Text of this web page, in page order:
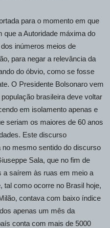
para o momento em que
que a Autoridade máxima do
inúmeros meios de
para negar a relevância da
do óbvio, como se fosse
O Presidente Bolsonaro vem
brasileira deve voltar
em isolamento apenas e
seriam os maiores de 60 anos
Este discurso
mesmo sentido do discurso
Sala, que no fim de
a saírem às ruas em meio a
tal como ocorre no Brasil hoje,
contava com baixo índice
apenas um mês da
conta com mais de 5000